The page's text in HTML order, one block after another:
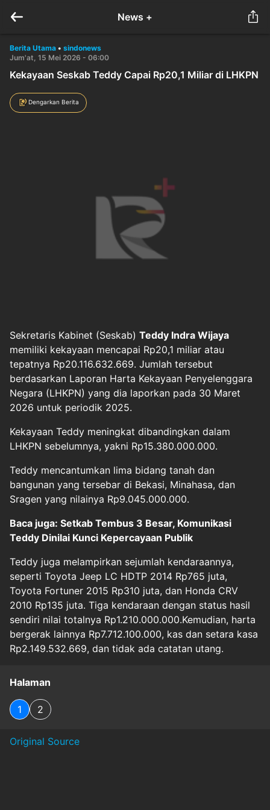
News +
Berita Utama • sindonews
Jum'at, 15 Mei 2026 - 06:00
Kekayaan Seskab Teddy Capai Rp20,1 Miliar di LHKPN
Dengarkan Berita
Sekretaris Kabinet (Seskab) Teddy Indra Wijaya
memiliki kekayaan mencapai Rp20,1 miliar atau
tepatnya Rp20.116.632.669. Jumlah tersebut
berdasarkan Laporan Harta Kekayaan Penyelenggara
Negara (LHKPN) yang dia laporkan pada 30 Maret
2026 untuk periodik 2025.
Kekayaan Teddy meningkat dibandingkan dalam
LHKPN sebelumnya, yakni Rp15.380.000.000.
Teddy mencantumkan lima bidang tanah dan
bangunan yang tersebar di Bekasi, Minahasa, dan
Sragen yang nilainya Rp9.045.000.000.
Baca juga: Setkab Tembus 3 Besar, Komunikasi
Teddy Dinilai Kunci Kepercayaan Publik
Teddy juga melampirkan sejumlah kendaraannya,
seperti Toyota Jeep LC HDTP 2014 Rp765 juta,
Toyota Fortuner 2015 Rp310 juta, dan Honda CRV
2010 Rp135 juta. Tiga kendaraan dengan status hasil
sendiri nilai totalnya Rp1.210.000.000.Kemudian, harta
bergerak lainnya Rp7.712.100.000, kas dan setara kasa
Rp2.149.532.669, dan tidak ada catatan utang.
Halaman
1 2
Original Source